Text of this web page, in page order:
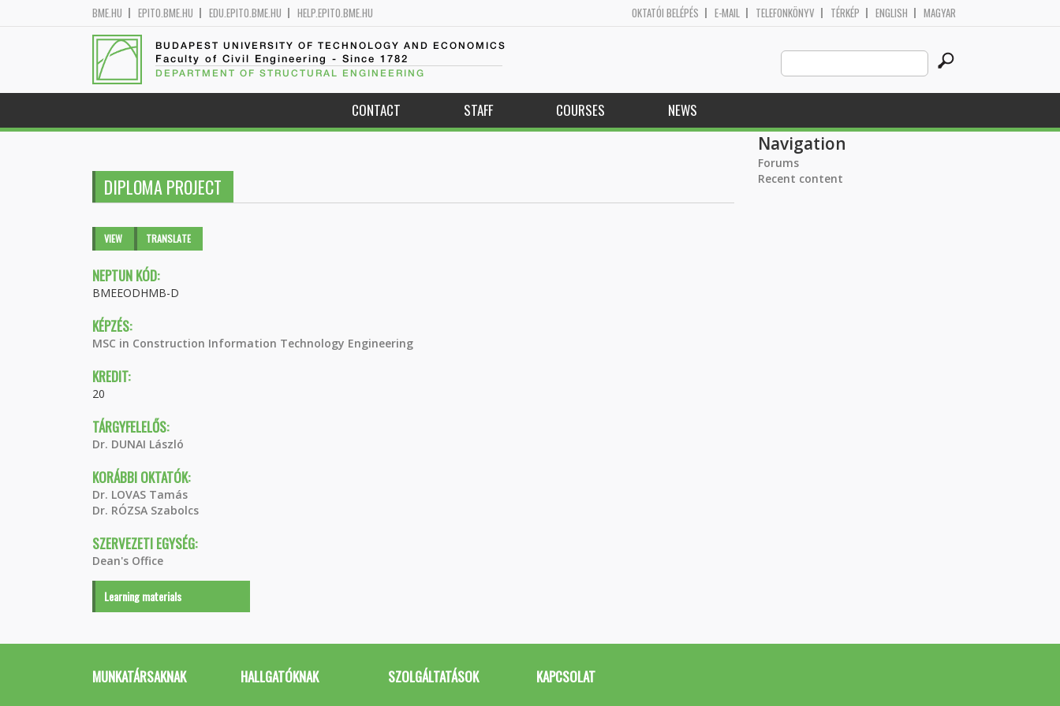
BME.HU EPITO.BME.HU EDU.EPITO.BME.HU HELP.EPITO.BME.HU OKTATÓI BELÉPÉS E-MAIL TELEFONKÖNYV TÉRKÉP ENGLISH MAGYAR
BUDAPEST UNIVERSITY OF TECHNOLOGY AND ECONOMICS
Faculty of Civil Engineering - Since 1782
DEPARTMENT OF STRUCTURAL ENGINEERING
Search
this
site
CONTACT STAFF COURSES NEWS
DIPLOMA PROJECT
Primary tabs
VIEW (ACTIVETRANSLATE
NEPTUN KÓD:
BMEEODHMB-D
KÉPZÉS:
MSC in Construction Information Technology Engineering
KREDIT:
20
TÁRGYFELELŐS:
Dr. DUNAI László
KORÁBBI OKTATÓK:
Dr. LOVAS Tamás
Dr. RÓZSA Szabolcs
SZERVEZETI EGYSÉG:
Dean's Office
Learning materials
Navigation
Forums
Recent content
MUNKATÁRSAKNAK HALLGATÓKNAK SZOLGÁLTATÁSOK KAPCSOLAT